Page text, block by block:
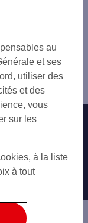
ORDENER
au
et ses
utiliser des
et des
vous
sur les
à la liste
à tout